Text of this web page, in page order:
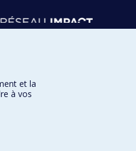
et la
à vos